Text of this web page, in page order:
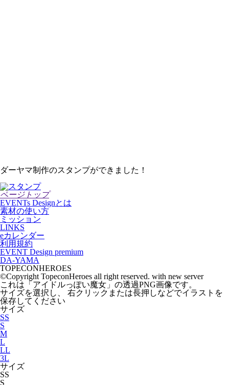
ダーヤマ制作のスタンプができました！
ページトップ
EVENTs Designとは
素材の使い方
ミッション
LINKS
eカレンダー
利用規約
EVENT Design premium
DA-YAMA
TOPECONHEROES
©Copyright TopeconHeroes all right reserved. with new server
これは「 アイドルっぽい魔女 」の透過PNG画像です。
サイズを選択し、 右クリックまたは長押しなどでイラストを
保存してください
サイズ
SS
S
M
L
LL
3L
サイズ
SS
S